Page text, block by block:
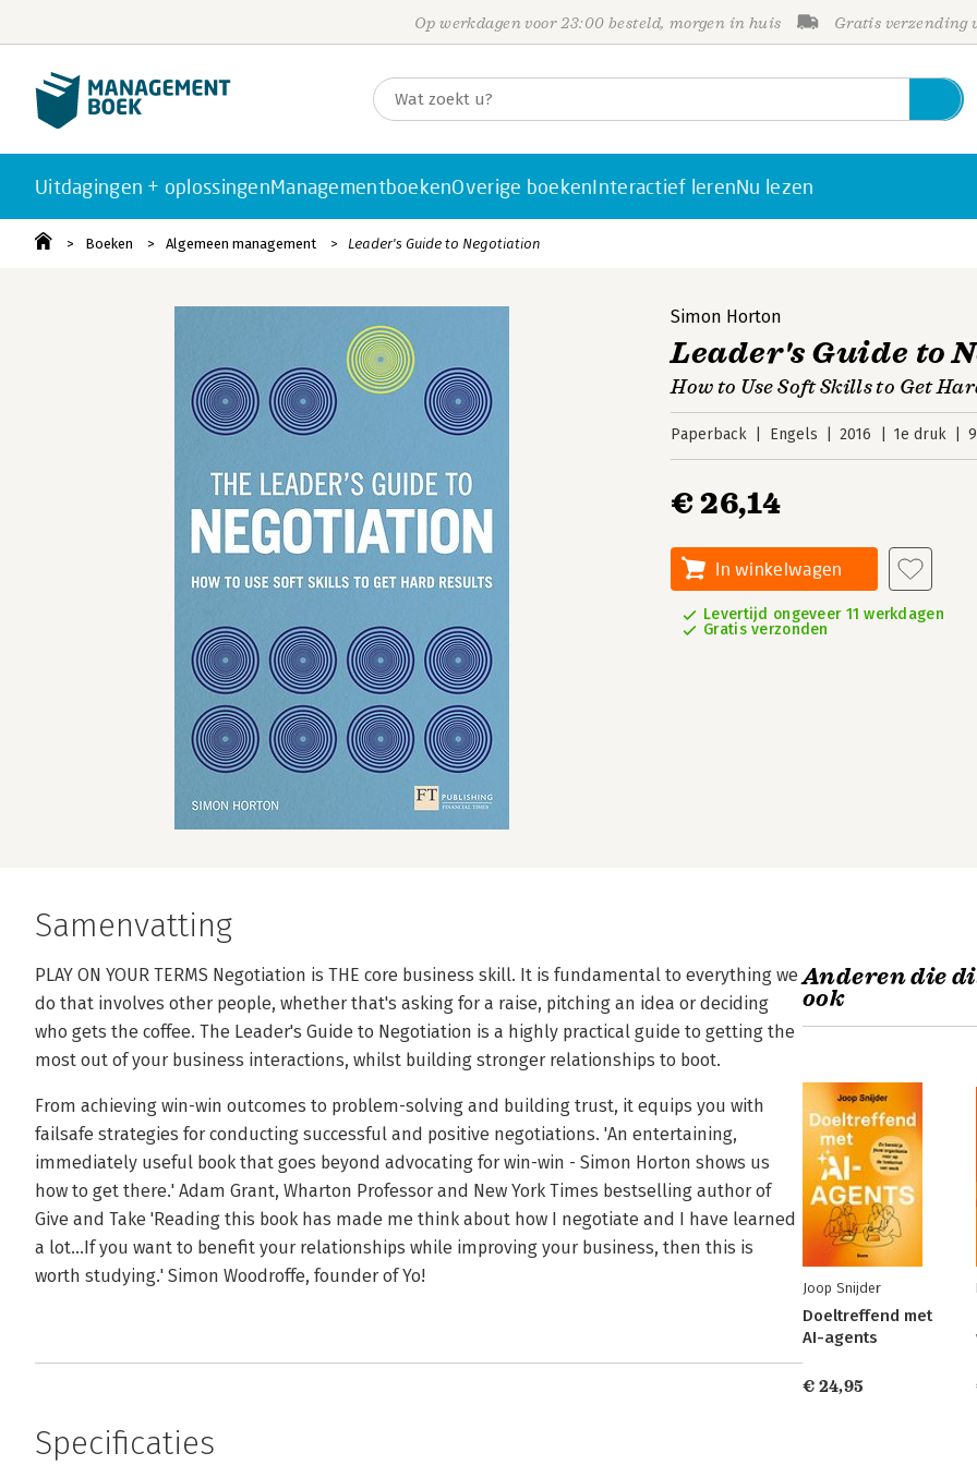
Op werkdagen voor 23:00 besteld, morgen in huis Gratis verzending
Uitdagingen + oplossingenManagementboekenOverige boekenInteractief lerenNu lezen
Boeken Algemeen management Leader's Guide to Negotiation
Simon Horton
Leader's Guide to
How to Use Soft Skills to Get
Paperback Engels 2016 1e druk
€ 26,14
In winkelwagen
Levertijd ongeveer 11 werkdagen
Gratis verzonden
Samenvatting
PLAY ON YOUR TERMS Negotiation is THE core business skill. It is fundamental to everything we
do that involves other people, whether that's asking for a raise, pitching an idea or deciding
who gets the coffee. The Leader's Guide to Negotiation is a highly practical guide to getting the
most out of your business interactions, whilst building stronger relationships to boot.
From achieving win-win outcomes to problem-solving and building trust, it equips you with
failsafe strategies for conducting successful and positive negotiations. 'An entertaining,
immediately useful book that goes beyond advocating for win-win - Simon Horton shows us
how to get there.' Adam Grant, Wharton Professor and New York Times bestselling author of
Give and Take 'Reading this book has made me think about how I negotiate and I have learned
a lot...If you want to benefit your relationships while improving your business, then this is
worth studying.' Simon Woodroffe, founder of Yo!
Specificaties
Anderen die
ook
Joop Snijder
Doeltreffend met
AI-agents
€ 24,95